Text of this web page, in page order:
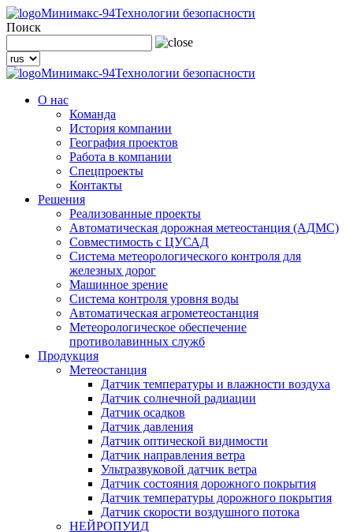
Минимакс-94Технологии безопасности
Поиск
Минимакс-94Технологии безопасности
О нас
Команда
История компании
География проектов
Работа в компании
Спецпроекты
Контакты
Решения
Реализованные проекты
Автоматическая дорожная метеостанция (АДМС)
Совместимость с ЦУСАД
Система метеорологического контроля для
железных дорог
Машинное зрение
Система контроля уровня воды
Автоматическая агрометеостанция
Метеорологическое обеспечение
противолавинных служб
Продукция
Метеостанция
Датчик температуры и влажности воздуха
Датчик солнечной радиации
Датчик осадков
Датчик давления
Датчик оптической видимости
Датчик направления ветра
Ультразвуковой датчик ветра
Датчик состояния дорожного покрытия
Датчик температуры дорожного покрытия
Датчик скорости воздушного потока
НЕЙРОПУИД